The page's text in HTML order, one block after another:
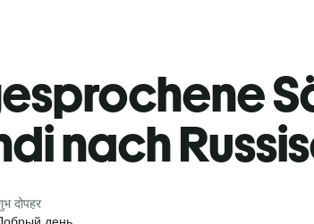
nach
दोपहर